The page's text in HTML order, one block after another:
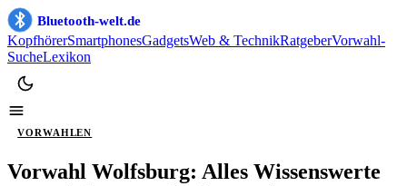
Bluetooth-welt.de
KopfhörerSmartphonesGadgetsWeb & TechnikRatgeberVorwahl-
SucheLexikon
VORWAHLEN
Vorwahl Wolfsburg: Alles Wissenswerte